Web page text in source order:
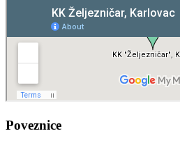
Poveznice